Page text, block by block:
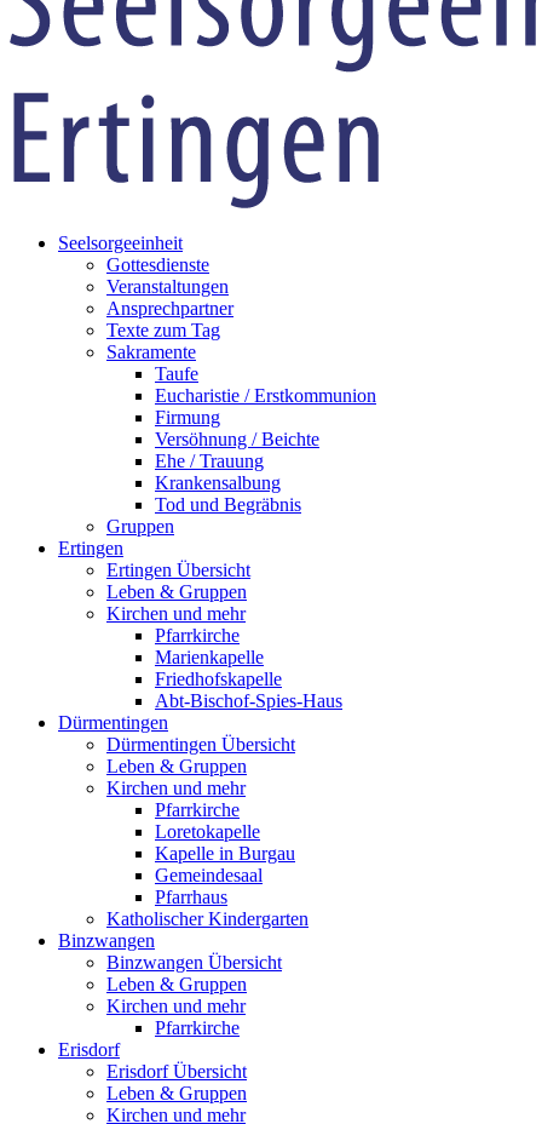
Seelsorgeeinheit
Gottesdienste
Veranstaltungen
Ansprechpartner
Texte zum Tag
Sakramente
Taufe
Eucharistie / Erstkommunion
Firmung
Versöhnung / Beichte
Ehe / Trauung
Krankensalbung
Tod und Begräbnis
Gruppen
Ertingen
Ertingen Übersicht
Leben & Gruppen
Kirchen und mehr
Pfarrkirche
Marienkapelle
Friedhofskapelle
Abt-Bischof-Spies-Haus
Dürmentingen
Dürmentingen Übersicht
Leben & Gruppen
Kirchen und mehr
Pfarrkirche
Loretokapelle
Kapelle in Burgau
Gemeindesaal
Pfarrhaus
Katholischer Kindergarten
Binzwangen
Binzwangen Übersicht
Leben & Gruppen
Kirchen und mehr
Pfarrkirche
Erisdorf
Erisdorf Übersicht
Leben & Gruppen
Kirchen und mehr